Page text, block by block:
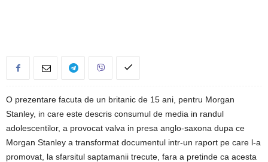
O prezentare facuta de un britanic de 15 ani, pentru Morgan
Stanley, in care este descris consumul de media in randul
adolescentilor, a provocat valva in presa anglo-saxona dupa ce
Morgan Stanley a transformat documentul intr-un raport pe care l-a
promovat, la sfarsitul saptamanii trecute, fara a pretinde ca acesta